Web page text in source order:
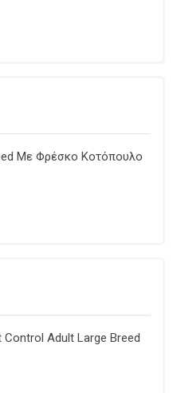
Με Φρέσκο Κοτόπουλο
Control Adult Large Breed